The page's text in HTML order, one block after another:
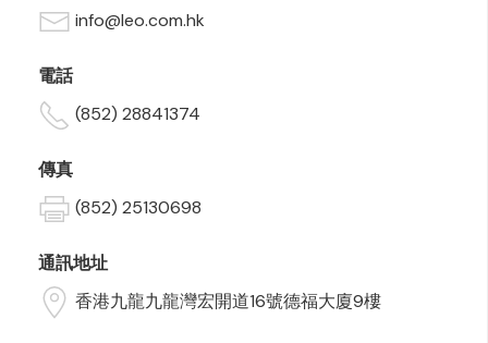
info@leo.com.hk
電話
(852) 28841374
傳真
(852) 25130698
通訊地址
香港九龍九龍灣宏開道16號德福大廈9樓